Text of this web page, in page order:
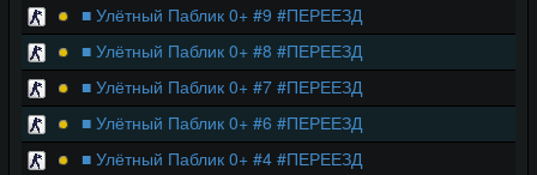
■ Улётный Паблик 0+ #9 #ПЕРЕЕЗД
■ Улётный Паблик 0+ #8 #ПЕРЕЕЗД
■ Улётный Паблик 0+ #7 #ПЕРЕЕЗД
■ Улётный Паблик 0+ #6 #ПЕРЕЕЗД
■ Улётный Паблик 0+ #4 #ПЕРЕЕЗД